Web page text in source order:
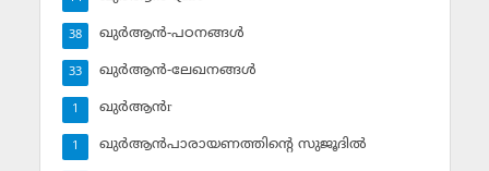
ഖുര്‍ആന്‍-പഠനങ്ങള്‍
38
ഖുര്‍ആന്‍-ലേഖനങ്ങള്‍
33
ഖുര്‍ആന്‍r
1
ഖുര്‍ആന്‍പാരായണത്തിന്റെ സുജൂദില്‍
1